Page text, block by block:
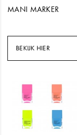
MANI MARKER
BEKIJK HIER